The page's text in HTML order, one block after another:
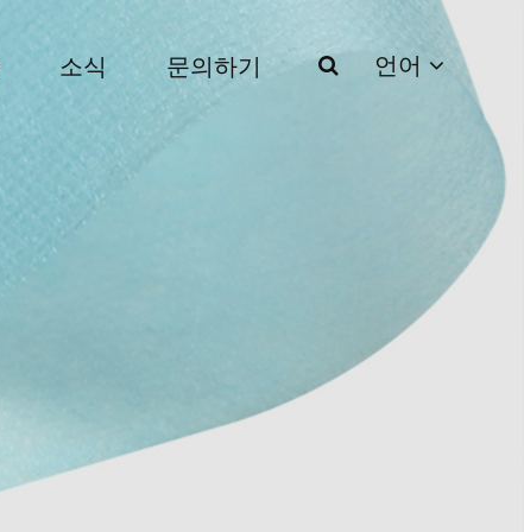
언어
소식 문의하기